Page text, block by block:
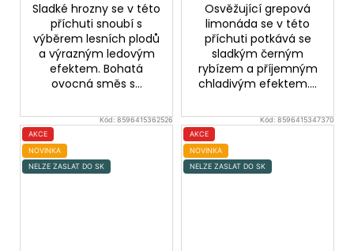
Sladké hrozny se v této
příchuti snoubí s
výběrem lesních plodů
a výrazným ledovým
efektem. Bohatá
ovocná směs s...
Osvěžující grepová
limonáda se v této
příchuti potkává se
sladkým černým
rybízem a příjemným
chladivým efektem....
Kód:8596415362526
AKCE
NOVINKA
NELZE ZASLAT DO SK
Kód:8596415347370
AKCE
NOVINKA
NELZE ZASLAT DO SK